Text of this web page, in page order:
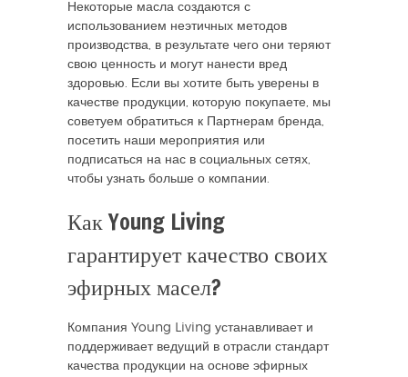
Некоторые масла создаются с
использованием неэтичных методов
производства, в результате чего они теряют
свою ценность и могут нанести вред
здоровью. Если вы хотите быть уверены в
качестве продукции, которую покупаете, мы
советуем обратиться к Партнерам бренда,
посетить наши мероприятия или
подписаться на нас в социальных сетях,
чтобы узнать больше о компании.
Как Young Living
гарантирует качество своих
эфирных масел?
Компания Young Living устанавливает и
поддерживает ведущий в отрасли стандарт
качества продукции на основе эфирных